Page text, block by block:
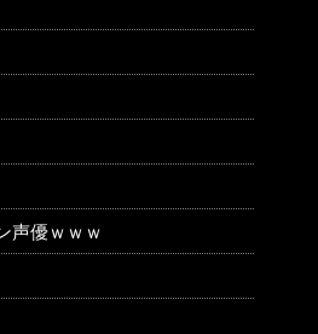
声優ｗｗｗ